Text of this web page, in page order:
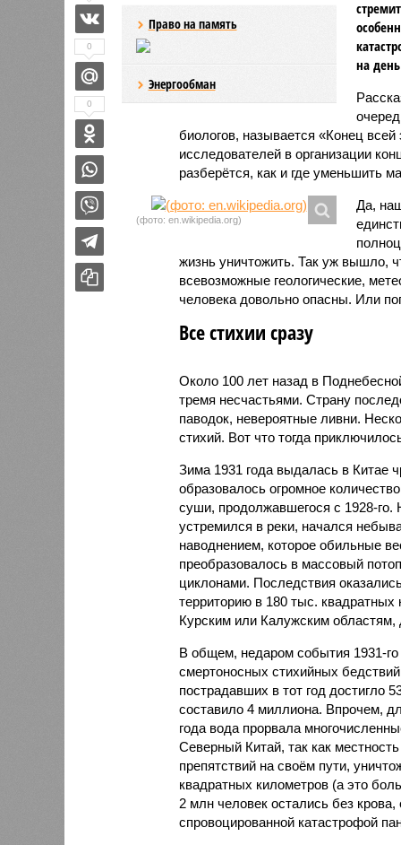
Право на память
Энергообман
на
биологов, называется «Конец
исследователей в организации
разберётся, как и где уменьшить
(фото: en.wikipedia.org)
Да,
жизнь уничтожить. Так уж вышло,
всевозможные геологические,
человека довольно опасны. Или
Все стихии сразу
Около 100 лет назад в
тремя несчастьями. Страну
паводок, невероятные ливни.
стихий. Вот что тогда
Зима 1931 года выдалась в Китае
образовалось огромное
суши, продолжавшегося с 1928-го.
устремился в реки, начался
наводнением, которое обильные
преобразовалось в массовый
циклонами. Последствия
территорию в 180 тыс.
Курским или Калужским областям,
В общем, недаром события 1931-
смертоносных стихийных
пострадавших в тот год достигло
составило 4 миллиона. Впрочем,
года вода прорвала
Северный Китай, так как
препятствий на своём пути,
квадратных километров (а это
2 млн человек остались без
спровоцированной катастрофой
0
0